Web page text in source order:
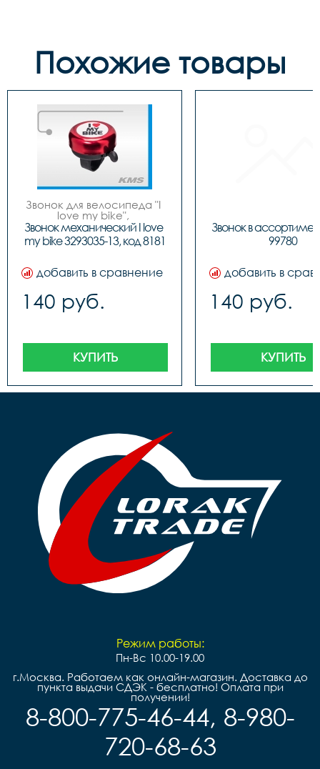
Похожие товары
Звонок для велосипеда "I
love my bike",
металлический, 6 цветов.
Звонок механический I love
my bike 3293035-13, код 8181
добавить в сравнение
140 руб.
КУПИТЬ
Звонок в
99780
добавить в
140 руб.
КУПИТЬ
Режим работы:
Пн-Вс 10.00-19.00
г.Москва. Работаем как онлайн-магазин. Доставка до
пункта выдачи СДЭК - бесплатно! Оплата при
получении!
8-800-775-46-44, 8-980-
720-68-63